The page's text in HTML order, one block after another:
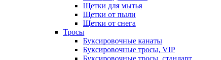
Щетки для мытья
Щетки от пыли
Щетки от снега
Тросы
Буксировочные канаты
Буксировочные тросы, VIP
Буксировочные тросы, стандарт